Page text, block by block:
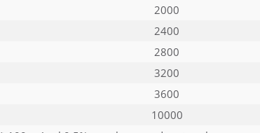
2000
2400
2800
3200
3600
10000